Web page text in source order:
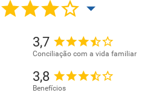
3,7
Conciliação com a vida familiar
3,8
Benefícios